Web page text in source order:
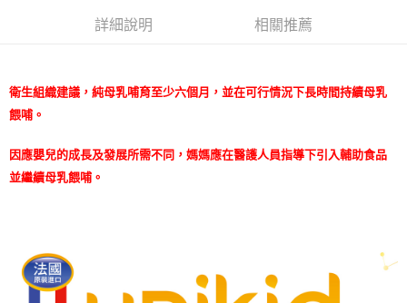
１．於結帳方式選擇「AFTEE先享後付」後，將跳轉至「AFTEE先享後付」
結帳頁面，進行簡訊認證並確認金額後，即可完成結帳。
ATM／網路銀行／等多元方式進行付款，方視為交易完成。
※ 請注意：結帳手續完成當下不需立刻繳費，但若您需要取消訂單，請聯絡
購買商品的店家。未經商家同意取消之訂單仍視為有效，需透過AFTEE先享
※ 交易是否成功請以「AFTEE先享後付 」之結帳頁面顯示為準，若有關於
客戶支援中心」https://netprotections.freshdesk.com/support/home
權轉讓予恩沛科技股份有限公司。
２．關於個人資料處理事宜，請瀏覽以下網址：
https://aftee.tw/terms/#terms3
詳細說明 相關推薦
衛生組織建議，純母乳哺育至少六個月，並在可行情況下長時間持續母乳
餵哺。
因應嬰兒的成長及發展所需不同，媽媽應在醫護人員指導下引入輔助食品
並繼續母乳餵哺。